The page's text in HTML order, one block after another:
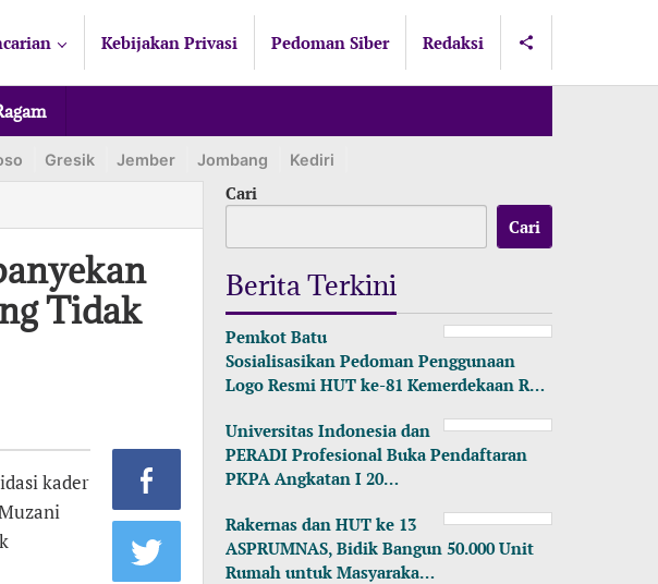
Kebijakan Privasi Pedoman Siber Redaksi
Gresik Jember Jombang Kediri
Tidak
kader
Cari
Cari
Berita Terkini
Pemkot Batu
Sosialisasikan Pedoman Penggunaan
Logo Resmi HUT ke-81 Kemerdekaan R…
Universitas Indonesia dan
PERADI Profesional Buka Pendaftaran
PKPA Angkatan I 20…
Rakernas dan HUT ke 13
ASPRUMNAS, Bidik Bangun 50.000 Unit
Rumah untuk Masyaraka…